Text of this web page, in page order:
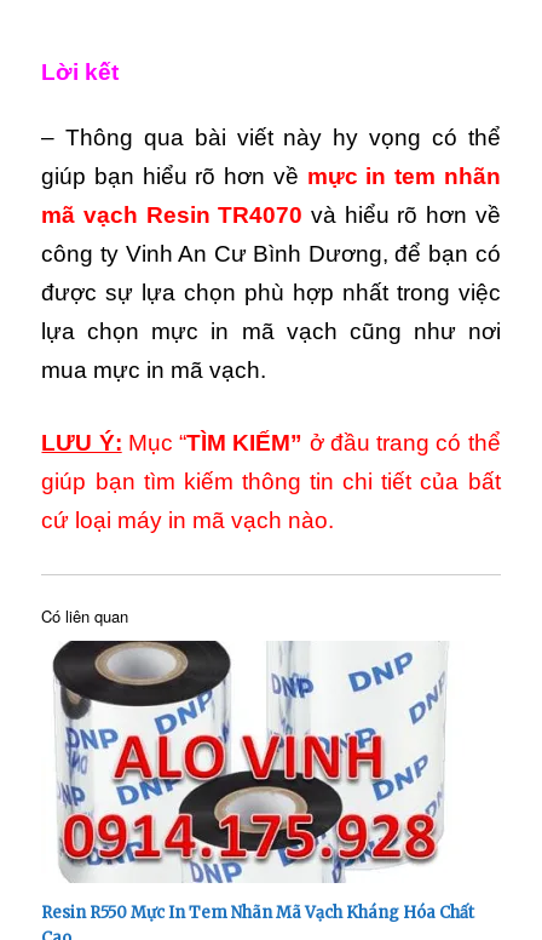
Lời kết
– Thông qua bài viết này hy vọng có thể
giúp bạn hiểu rõ hơn về mực in tem nhãn
mã vạch Resin TR4070 và hiểu rõ hơn về
công ty Vinh An Cư Bình Dương, để bạn có
được sự lựa chọn phù hợp nhất trong việc
lựa chọn mực in mã vạch cũng như nơi
mua mực in mã vạch.
LƯU Ý: Mục “TÌM KIẾM” ở đầu trang có thể
giúp bạn tìm kiếm thông tin chi tiết của bất
cứ loại máy in mã vạch nào.
Có liên quan
Resin R550 Mực In Tem Nhãn Mã Vạch Kháng Hóa Chất